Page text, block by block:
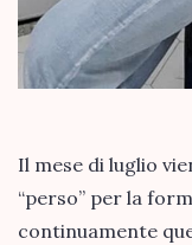
Il mese di luglio
“perso” per la
continuamente